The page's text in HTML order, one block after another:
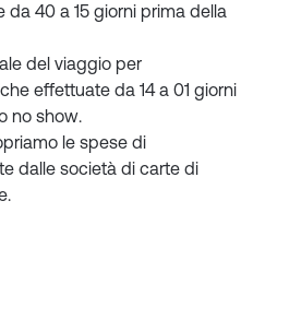
40 a 15 giorni prima della
del viaggio per
effettuate da 14 a 01 giorni
no show.
le spese di
dalle società di carte di